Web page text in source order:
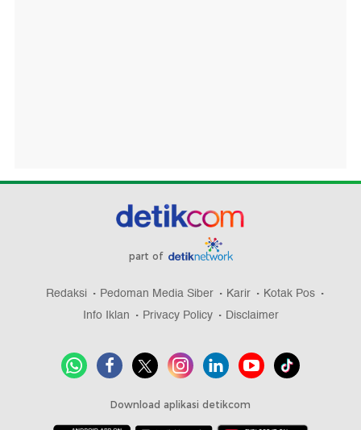
part of
Redaksi Pedoman Media Siber Karir
Kotak Pos
Info Iklan
Privacy Policy Disclaimer
Download aplikasi detikcom